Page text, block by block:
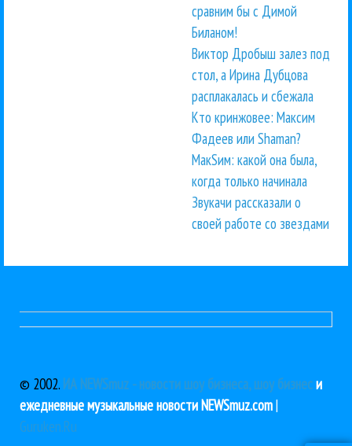
сравним бы с Димой
Биланом!
Виктор Дробыш залез под
стол, а Ирина Дубцова
расплакалась и сбежала
Кто кринжовее: Максим
Фадеев или Shaman?
МакSим: какой она была,
когда только начинала
Звукачи рассказали о
своей работе со звездами
© 2002. ИА NEWSmuz - новости шоу бизнеса, шоу бизнеси
ежедневные музыкальные новости NEWSmuz.com|
Guruken.Ru